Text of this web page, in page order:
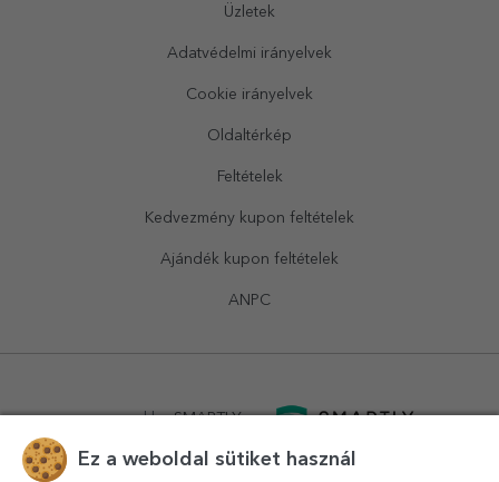
Üzletek
Adatvédelmi irányelvek
Cookie irányelvek
Oldaltérkép
Feltételek
Kedvezmény kupon feltételek
Ajándék kupon feltételek
ANPC
powered bySMARTLY.ro
Ez a weboldal sütiket használ